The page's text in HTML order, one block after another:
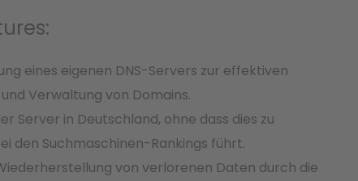
eines eigenen DNS-Servers zur effektiven
Verwaltung von Domains.
Server in Deutschland, ohne dass dies zu
den Suchmaschinen-Rankings führt.
von verlorenen Daten durch die